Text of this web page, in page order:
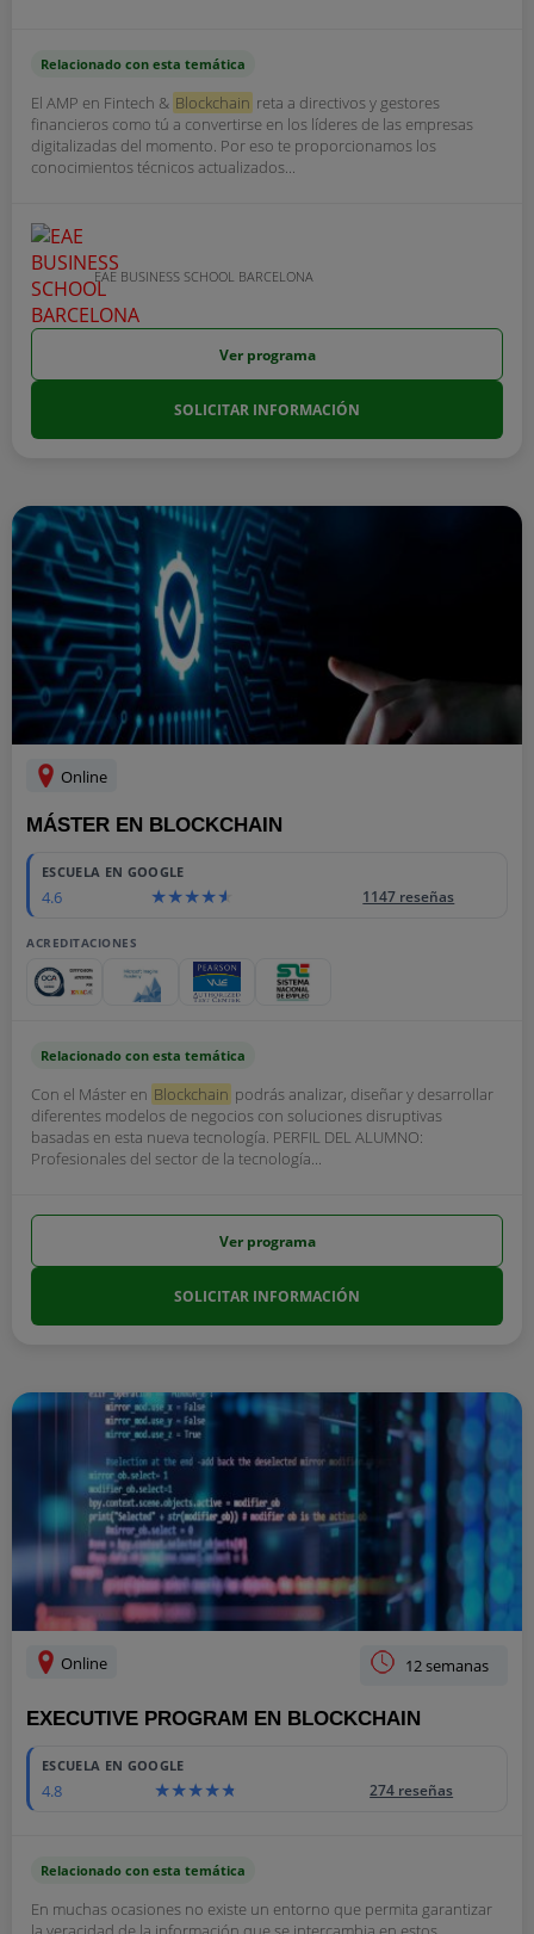
Relacionado con esta temática
El AMP en Fintech & Blockchain reta a directivos y gestores
financieros como tú a convertirse en los líderes de las empresas
digitalizadas del momento. Por eso te proporcionamos los
conocimientos técnicos actualizados...
EAE BUSINESS SCHOOL BARCELONA
Ver programa
SOLICITAR INFORMACIÓN
Online
MÁSTER EN BLOCKCHAIN
ESCUELA EN GOOGLE
4.6 1147 reseñas
ACREDITACIONES
Relacionado con esta temática
Con el Máster en Blockchain podrás analizar, diseñar y desarrollar
diferentes modelos de negocios con soluciones disruptivas
basadas en esta nueva tecnología. PERFIL DEL ALUMNO:
Profesionales del sector de la tecnología...
Ver programa
SOLICITAR INFORMACIÓN
Online 12 semanas
EXECUTIVE PROGRAM EN BLOCKCHAIN
ESCUELA EN GOOGLE
4.8 274 reseñas
Relacionado con esta temática
En muchas ocasiones no existe un entorno que permita garantizar